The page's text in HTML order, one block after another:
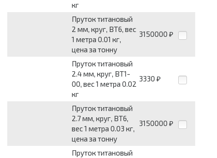
кг
Пруток титановый
2 мм, круг, ВТ6, вес
1 метра 0.01 кг,
цена за тонну
3150000 ₽
Пруток титановый
2.4 мм, круг, ВТ1-
00, вес 1 метра 0.02
кг
3330 ₽
Пруток титановый
2.7 мм, круг, ВТ6,
вес 1 метра 0.03 кг,
цена за тонну
3150000 ₽
Пруток титановый